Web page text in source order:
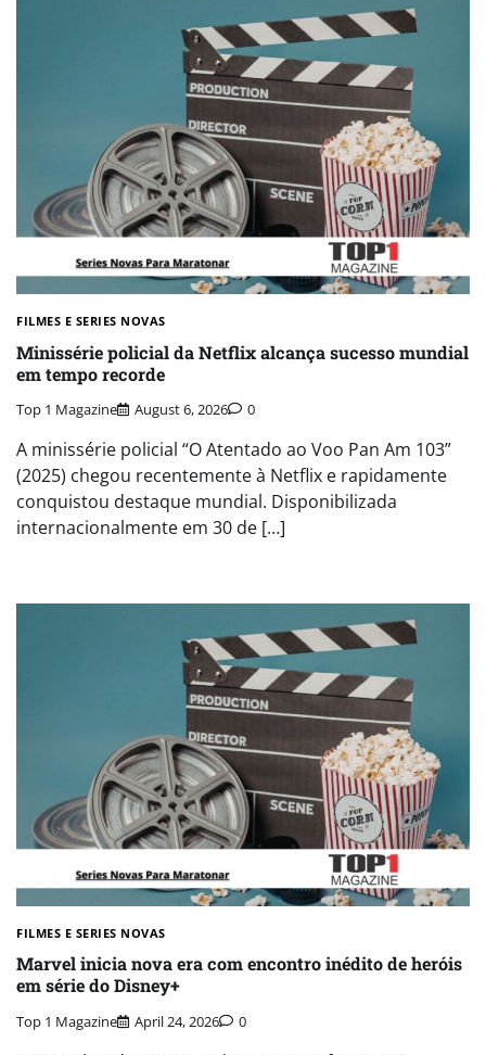
FILMES E SERIES NOVAS​
Minissérie policial da Netflix alcança sucesso mundial
em tempo recorde
Top 1 Magazine August 6, 2026 0
A minissérie policial “O Atentado ao Voo Pan Am 103”
(2025) chegou recentemente à Netflix e rapidamente
conquistou destaque mundial. Disponibilizada
internacionalmente em 30 de […]
FILMES E SERIES NOVAS​
Marvel inicia nova era com encontro inédito de heróis
em série do Disney+
Top 1 Magazine April 24, 2026 0